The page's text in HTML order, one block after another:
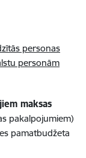
personas
personām
maksas
pakalpojumiem)
pamatbudžeta